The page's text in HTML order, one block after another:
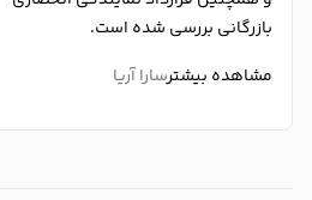
بازرگانی بررسی شده است.
مشاهده بیشترسارا آریا